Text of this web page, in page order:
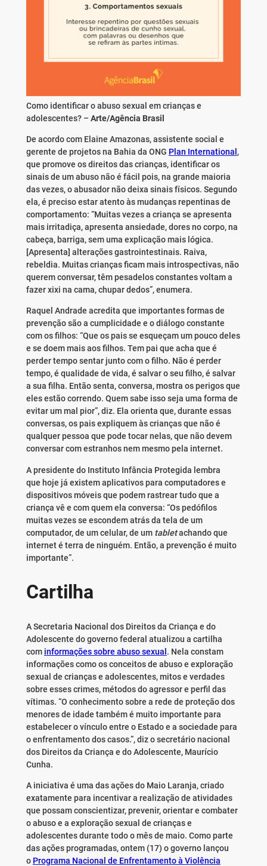
Como identificar o abuso sexual em crianças e
adolescentes? – Arte/Agência Brasil
De acordo com Elaine Amazonas, assistente social e
gerente de projetos na Bahia da ONG Plan International ,
que promove os direitos das crianças, identificar os
sinais de um abuso não é fácil pois, na grande maioria
das vezes, o abusador não deixa sinais físicos. Segundo
ela, é preciso estar atento às mudanças repentinas de
comportamento: “Muitas vezes a criança se apresenta
mais irritadiça, apresenta ansiedade, dores no corpo, na
cabeça, barriga, sem uma explicação mais lógica.
[Apresenta] alterações gastrointestinais. Raiva,
rebeldia. Muitas crianças ficam mais introspectivas, não
querem conversar, têm pesadelos constantes voltam a
fazer xixi na cama, chupar dedos”, enumera.
Raquel Andrade acredita que importantes formas de
prevenção são a cumplicidade e o diálogo constante
com os filhos: “Que os pais se esqueçam um pouco deles
e se doem mais aos filhos. Tem pai que acha que é
perder tempo sentar junto com o filho. Não é perder
tempo, é qualidade de vida, é salvar o seu filho, é salvar
a sua filha. Então senta, conversa, mostra os perigos que
eles estão correndo. Quem sabe isso seja uma forma de
evitar um mal pior”, diz. Ela orienta que, durante essas
conversas, os pais expliquem às crianças que não é
qualquer pessoa que pode tocar nelas, que não devem
conversar com estranhos nem mesmo pela internet.
A presidente do Instituto Infância Protegida lembra
que hoje já existem aplicativos para computadores e
dispositivos móveis que podem rastrear tudo que a
criança vê e com quem ela conversa: “Os pedófilos
muitas vezes se escondem atrás da tela de um
computador, de um celular, de um tabletachando que
internet é terra de ninguém. Então, a prevenção é muito
importante”.
Cartilha
A Secretaria Nacional dos Direitos da Criança e do
Adolescente do governo federal atualizou a cartilha
com informações sobre abuso sexual . Nela constam
informações como os conceitos de abuso e exploração
sexual de crianças e adolescentes, mitos e verdades
sobre esses crimes, métodos do agressor e perfil das
vítimas. “O conhecimento sobre a rede de proteção dos
menores de idade também é muito importante para
estabelecer o vínculo entre o Estado e a sociedade para
o enfrentamento dos casos.”, diz o secretário nacional
dos Direitos da Criança e do Adolescente, Maurício
Cunha.
A iniciativa é uma das ações do Maio Laranja, criado
exatamente para incentivar a realização de atividades
que possam conscientizar, prevenir, orientar e combater
o abuso e a exploração sexual de crianças e
adolescentes durante todo o mêsde maio. Como parte
das ações programadas,ontem(17) o governo lançou
o Programa Nacional de Enfrentamento à Violência